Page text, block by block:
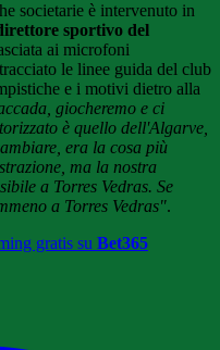
societarie è intervenuto in
sportivo del
ai microfoni
le linee guida del club
e i motivi dietro alla
giocheremo e ci
è quello dell'Algarve,
era la cosa più
ma la nostra
a Torres Vedras. Se
a Torres Vedras".
gratis su Bet365